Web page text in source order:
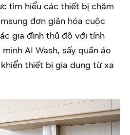
tìm hiểu các thiết bị chăm
đơn giản hóa cuộc
gia đình thủ đô với tính
AI Wash, sấy quần áo
thiết bị gia dụng từ xa